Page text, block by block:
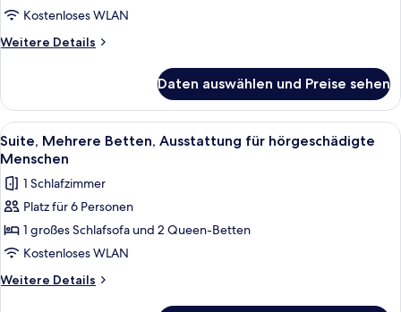
leicht
zugängliche
Duschsitz
anzeigen
Kostenloses WLAN
Weitere Details
Weitere
Mehrere
Betten,
leicht
zugängliche
mit
Duschsitz
Daten auswählen und Preise sehen
Alle
Fotos
für
Suite,
Mehrere
Betten,
Ausstattung
für
Ein Hotelzimmer mit zwei Betten,
3
Suite, Mehrere Betten, Ausstattung für hörgeschädigte
Menschen
1 Schlafzimmer
Platz für 6 Personen
1 großes Schlafsofa und 2 Queen-Betten
Kostenloses WLAN
Weitere Details
Weitere